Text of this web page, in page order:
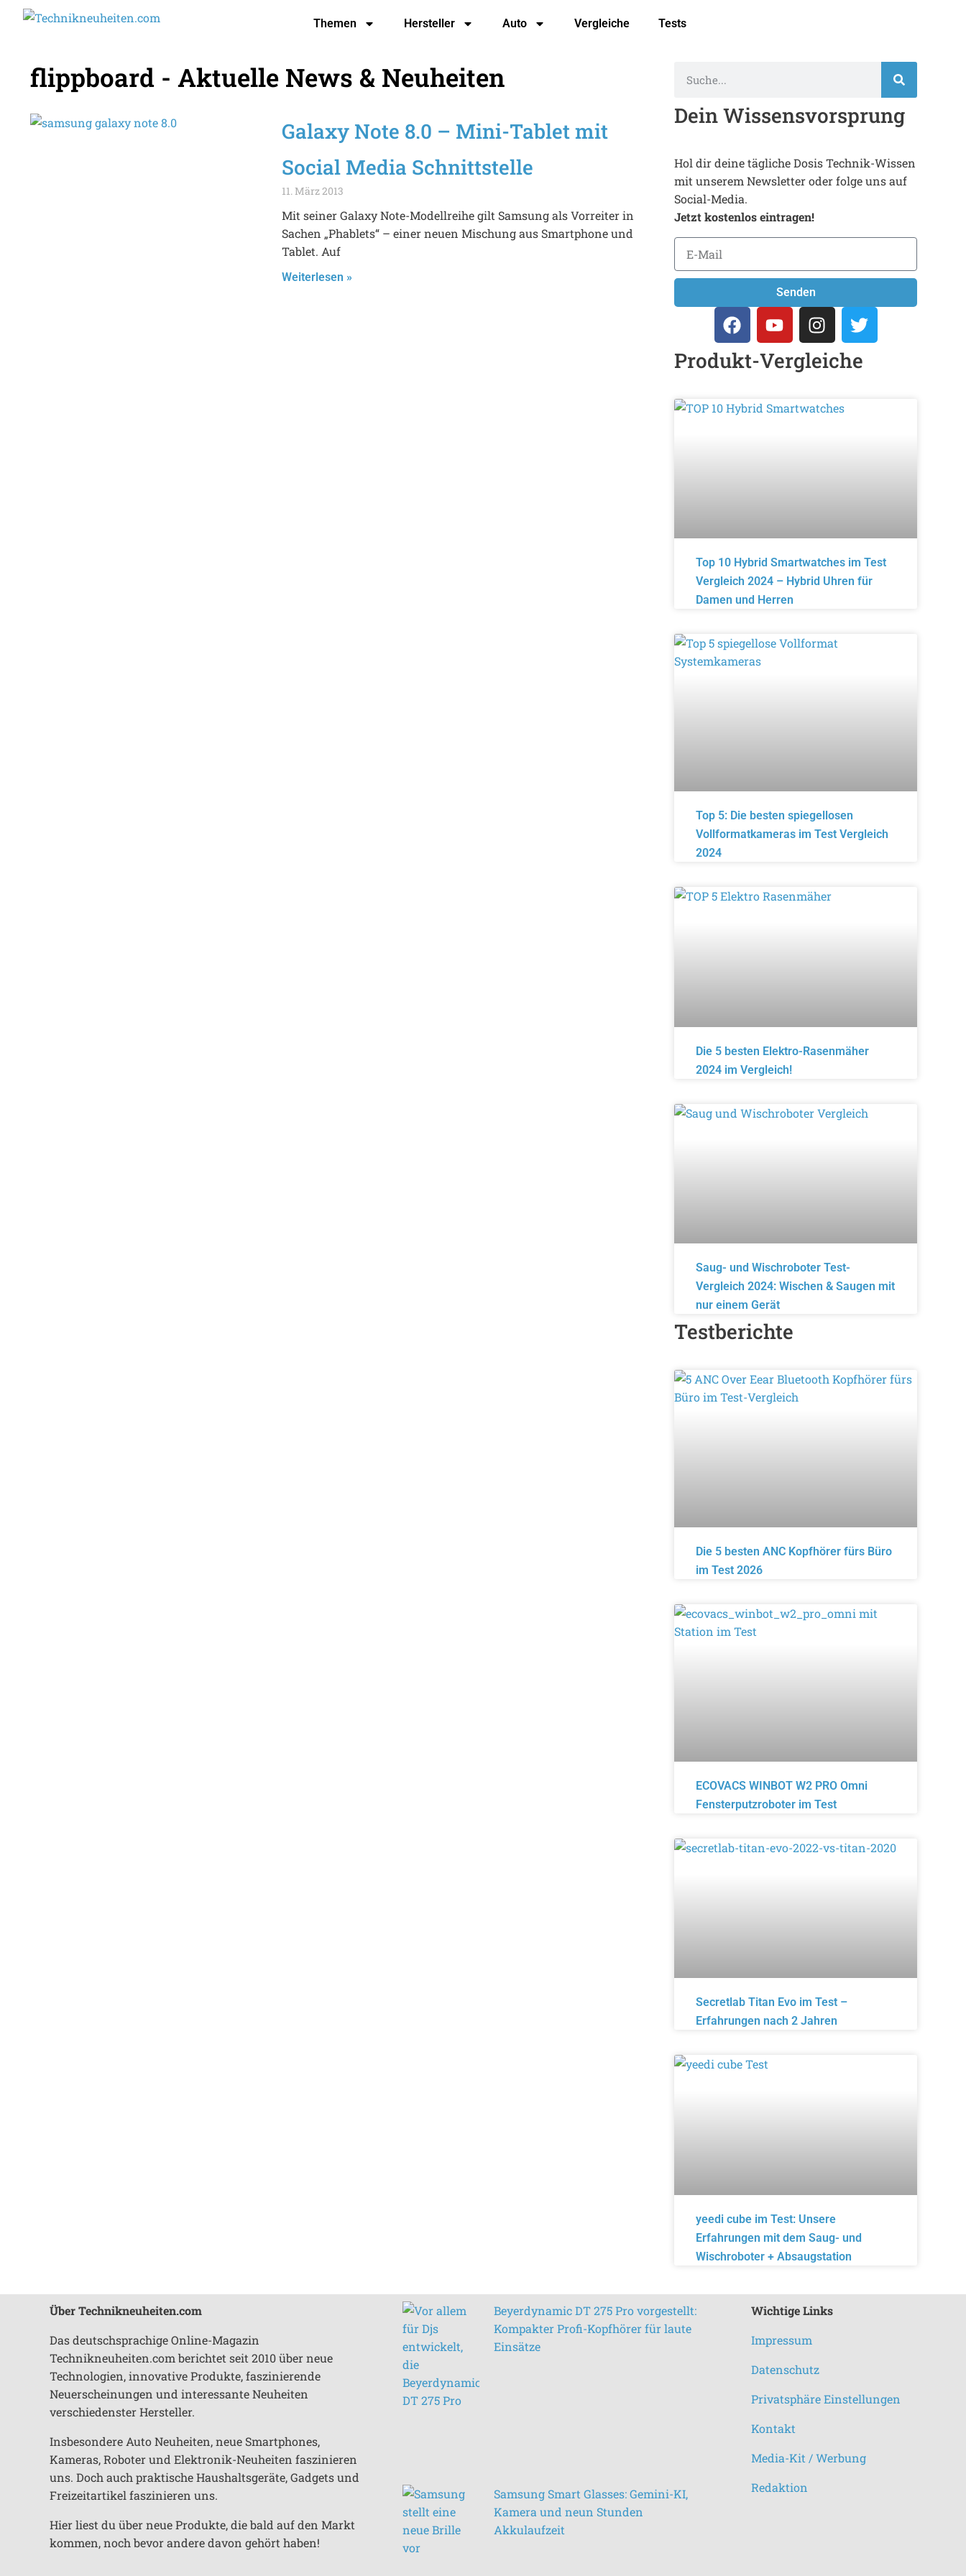
Themen Hersteller Auto Vergleiche Tests
flippboard - Aktuelle News & Neuheiten
Galaxy Note 8.0 – Mini-Tablet mit
Social Media Schnittstelle
11. März 2013
Mit seiner Galaxy Note-Modellreihe gilt Samsung als Vorreiter in
Sachen „Phablets“ – einer neuen Mischung aus Smartphone und
Tablet. Auf
Weiterlesen »
Dein Wissensvorsprung
Hol dir deine tägliche Dosis Technik-Wissen
mit unserem Newsletter oder folge uns auf
Social-Media.
Jetzt kostenlos eintragen!
Senden
Produkt-Vergleiche
Top 10 Hybrid Smartwatches im Test
Vergleich 2024 – Hybrid Uhren für
Damen und Herren
Top 5: Die besten spiegellosen
Vollformatkameras im Test Vergleich
2024
Die 5 besten Elektro-Rasenmäher
2024 im Vergleich!
Saug- und Wischroboter Test-
Vergleich 2024: Wischen & Saugen mit
nur einem Gerät
Testberichte
Die 5 besten ANC Kopfhörer fürs Büro
im Test 2026
ECOVACS WINBOT W2 PRO Omni
Fensterputzroboter im Test
Secretlab Titan Evo im Test –
Erfahrungen nach 2 Jahren
yeedi cube im Test: Unsere
Erfahrungen mit dem Saug- und
Wischroboter + Absaugstation
Über Technikneuheiten.com
Das deutschsprachige Online-Magazin
Technikneuheiten.com berichtet seit 2010 über neue
Technologien, innovative Produkte, faszinierende
Neuerscheinungen und interessante Neuheiten
verschiedenster Hersteller.
Insbesondere Auto Neuheiten, neue Smartphones,
Kameras, Roboter und Elektronik-Neuheiten faszinieren
uns. Doch auch praktische Haushaltsgeräte, Gadgets und
Freizeitartikel faszinieren uns.
Hier liest du über neue Produkte, die bald auf den Markt
kommen, noch bevor andere davon gehört haben!
Beyerdynamic DT 275 Pro vorgestellt:
Kompakter Profi-Kopfhörer für laute
Einsätze
Samsung Smart Glasses: Gemini-KI,
Kamera und neun Stunden
Akkulaufzeit
Wichtige Links
Impressum
Datenschutz
Privatsphäre Einstellungen
Kontakt
Media-Kit / Werbung
Redaktion